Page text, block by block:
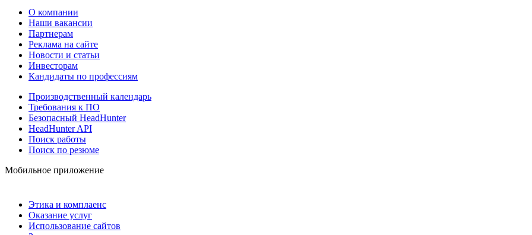
О компании
Наши вакансии
Партнерам
Реклама на сайте
Новости и статьи
Инвесторам
Кандидаты по профессиям
Производственный календарь
Требования к ПО
Безопасный HeadHunter
HeadHunter API
Поиск работы
Поиск по резюме
Мобильное приложение
Этика и комплаенс
Оказание услуг
Использование сайтов